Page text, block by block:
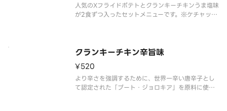
人気のXフライドポテトとクランキーチキンうま塩味
が2食ずつ入ったセットメニューです。※ケチャップ
クランキーチキン辛旨味
¥520
より辛さを強調するために、世界一辛い唐辛子とし
て認定された「ブート・ジョロキア」を原料に使用